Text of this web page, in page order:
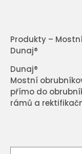
Produkty –
Dunaj®
Dunaj®
Mostní
přímo do
rámů a